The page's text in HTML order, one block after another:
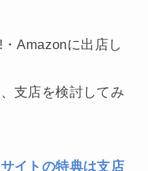
Amazonに出店し
支店を検討してみ
イトの特典は支店